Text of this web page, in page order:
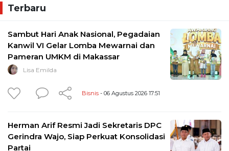
Terbaru
Sambut Hari Anak Nasional, Pegadaian
Kanwil VI Gelar Lomba Mewarnai dan
Pameran UMKM di Makassar
Lisa Emilda
Bisnis - 06 Agustus 2026 17:51
Herman Arif Resmi Jadi Sekretaris DPC
Gerindra Wajo, Siap Perkuat Konsolidasi
Partai